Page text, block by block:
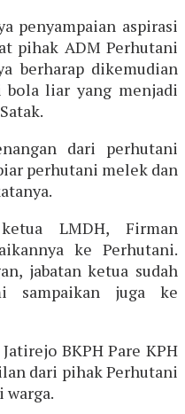
penyampaian aspirasi
pihak ADM Perhutani
berharap dikemudian
liar yang menjadi
dari perhutani
perhutani melek dan
LMDH, Firman
ke Perhutani.
jabatan ketua sudah
sampaikan juga ke
BKPH Pare KPH
dari pihak Perhutani
warga.